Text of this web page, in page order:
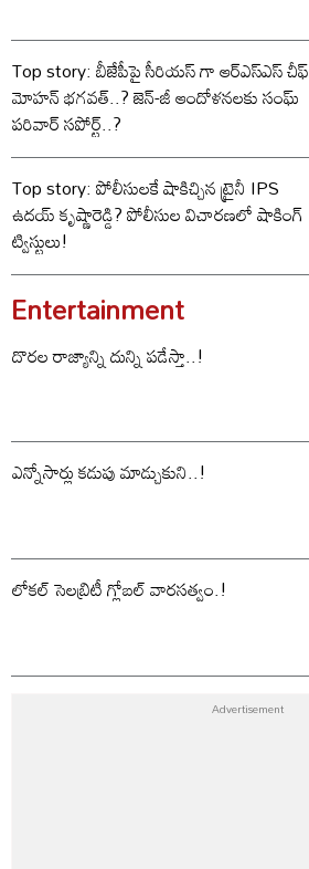
Top story: బీజేపీపై సీరియస్ గా ఆర్‌ఎస్‌ఎస్ చీఫ్
మోహన్ భగవత్..? జెన్-జీ ఆందోళనలకు సంఘ్
పరివార్ సపోర్ట్..?
Top story: పోలీసులకే షాకిచ్చిన ట్రైనీ IPS
ఉదయ్ కృష్ణారెడ్డి? పోలీసుల విచారణలో షాకింగ్
ట్విస్టులు!
Entertainment
దొరల రాజ్యాన్ని దున్ని పడేస్తా..!
ఎన్నోసార్లు కడుపు మాడ్చుకుని..!
లోకల్ సెలబ్రిటీ గ్లోబల్ వారసత్వం.!